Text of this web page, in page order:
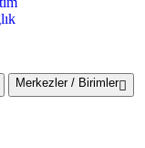
Merkezler / Birimler